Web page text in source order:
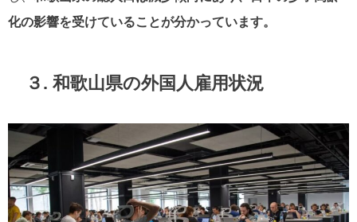
化の影響を受けていることが分かっています。
３. 和歌山県の外国人雇用状況